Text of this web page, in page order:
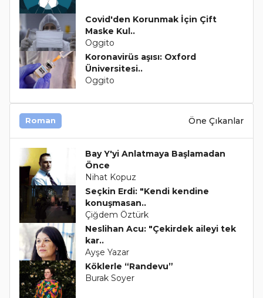
Covid'den Korunmak İçin Çift
Maske Kul..
Oggito
Koronavirüs aşısı: Oxford
Üniversitesi..
Oggito
Roman Öne Çıkanlar
Bay Y'yi Anlatmaya Başlamadan
Önce
Nihat Kopuz
Seçkin Erdi: "Kendi kendine
konuşmasan..
Çiğdem Öztürk
Neslihan Acu: "Çekirdek aileyi tek
kar..
Ayşe Yazar
Köklerle “Randevu”
Burak Soyer